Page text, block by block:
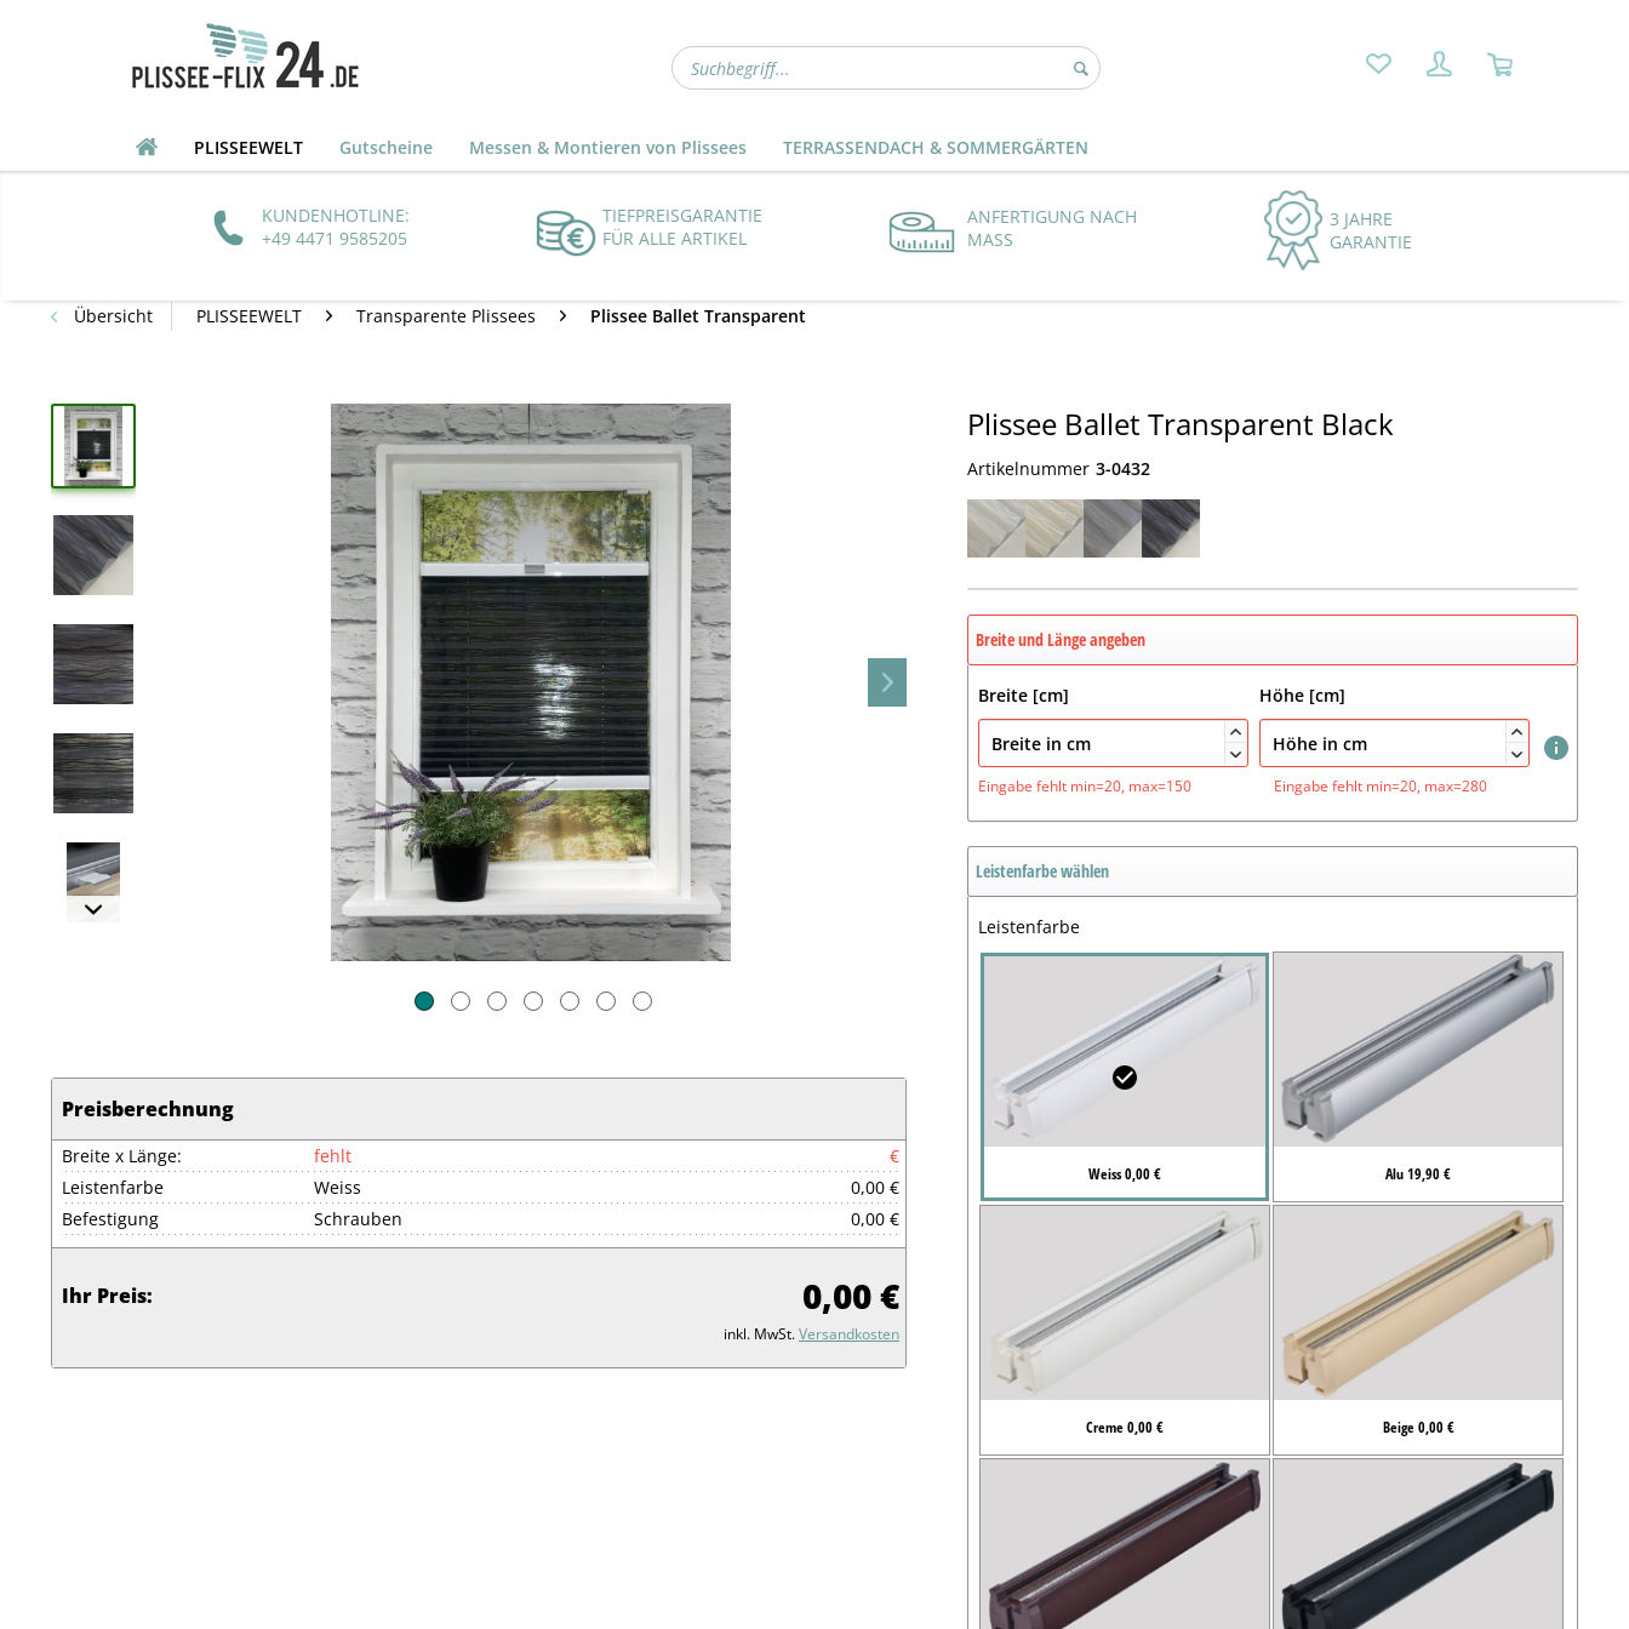
PLISSEEWELT Gutscheine Messen & Montieren von Plissees TERRASSENDACH & SOMMERGÄRTEN
KUNDENHOTLINE:
+49 4471 9585205
TIEFPREISGARANTIE
FÜR ALLE ARTIKEL
ANFERTIGUNG NACH
MASS
3 JAHRE
GARANTIE
Übersicht PLISSEEWELT Transparente Plissees Plissee Ballet Transparent
Preisberechnung
Breite x Länge: fehlt
€
Leistenfarbe
Weiss
0,00 €
Befestigung
Schrauben 0,00 €
Ihr Preis: 0,00 €
inkl. MwSt.Versandkosten
Plissee Ballet Transparent Black
Artikelnummer 3-0432
Breite und Länge angeben
Breite [cm]


Höhe [cm]


Eingabe fehlt min=20, max=150 Eingabe fehlt min=20, max=280
Leistenfarbe wählen
Leistenfarbe
Weiss 0,00 € Alu 19,90 €
Creme 0,00 € Beige 0,00 €